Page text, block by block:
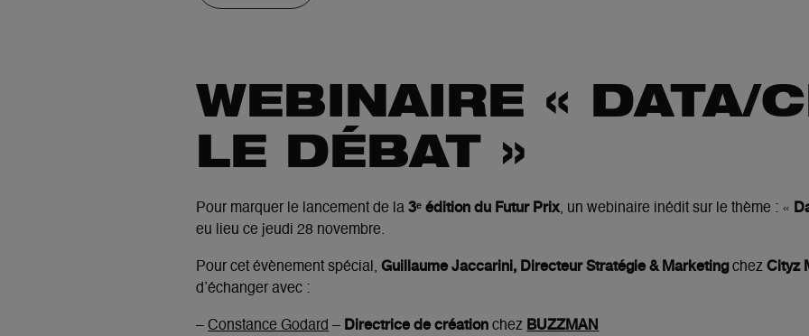
WEBINAIRE « DATA/
LE DÉBAT »
Pour marquer le lancement de la3ᵉ édition du Futur Prix, un webinaire inédit sur le thème : «
eu lieu ce jeudi 28 novembre.
Pour cet évènement spécial,Guillaume Jaccarini, Directeur Stratégie & MarketingchezCityz
d’échanger avec :
–Constance Godard – Directrice de création chez BUZZMAN